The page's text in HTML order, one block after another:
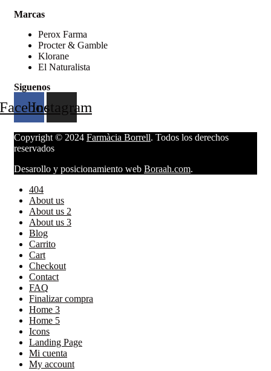
Marcas
Perox Farma
Procter & Gamble
Klorane
El Naturalista
Siguenos
Instagram
Copyright © 2024 Farmàcia Borrell. Todos los derechos
reservados
Desarollo y posicionamiento web Boraah.com.
404
About us
About us 2
About us 3
Blog
Carrito
Cart
Checkout
Contact
FAQ
Finalizar compra
Home 3
Home 5
Icons
Landing Page
Mi cuenta
My account